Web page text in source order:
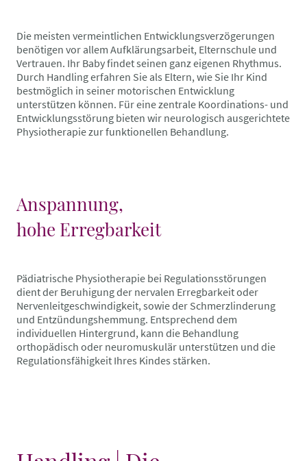
Die meisten vermeintlichen Entwicklungsverzögerungen
benötigen vor allem Aufklärungsarbeit, Elternschule und
Vertrauen. Ihr Baby findet seinen ganz eigenen Rhythmus.
Durch Handling erfahren Sie als Eltern, wie Sie Ihr Kind
bestmöglich in seiner motorischen Entwicklung
unterstützen können. Für eine zentrale Koordinations- und
Entwicklungsstörung bieten wir neurologisch ausgerichtete
Physiotherapie zur funktionellen Behandlung.
Anspannung,
hohe Erregbarkeit
Pädiatrische Physiotherapie bei Regulationsstörungen
dient der Beruhigung der nervalen Erregbarkeit oder
Nervenleitgeschwindigkeit, sowie der Schmerzlinderung
und Entzündungshemmung. Entsprechend dem
individuellen Hintergrund, kann die Behandlung
orthopädisch oder neuromuskulär unterstützen und die
Regulationsfähigkeit Ihres Kindes stärken.